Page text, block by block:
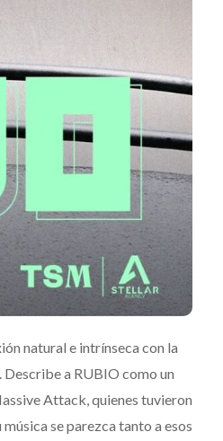
natural e intrínseca con la
a RUBIO como un
Attack, quienes tuvieron
se parezca tanto a esos
JACK WHITE lanza su
séptimo álbum de
‘Frozen Charlotte’
Edwin Jimenez Julio 13,